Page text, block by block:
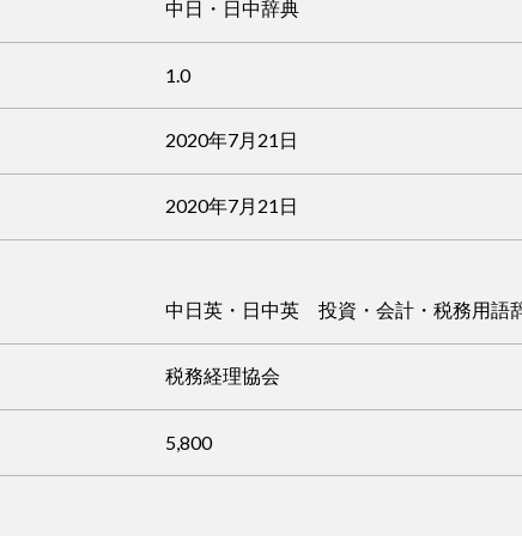
中日・日中辞典
1.0
2020年7月21日
2020年7月21日
中日英・日中英 投資・会計・税務用語
税務経理協会
5,800